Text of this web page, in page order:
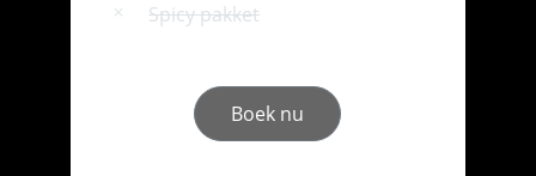
Spicy pakket
Boek nu